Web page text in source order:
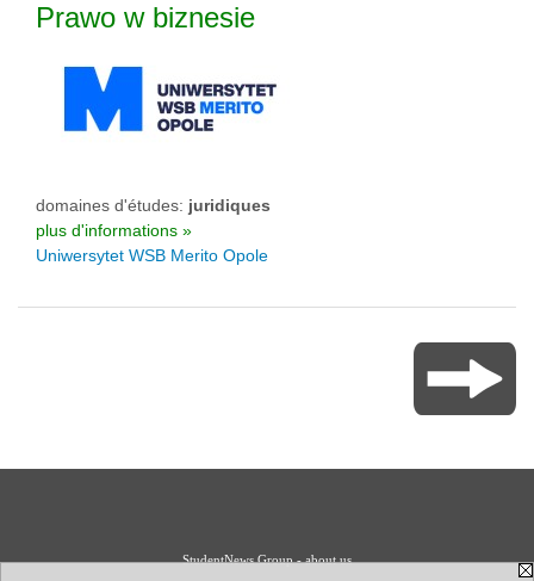
Prawo w biznesie
domaines d'études: juridiques
plus d'informations »
Uniwersytet WSB Merito Opole
StudentNews Group - about us